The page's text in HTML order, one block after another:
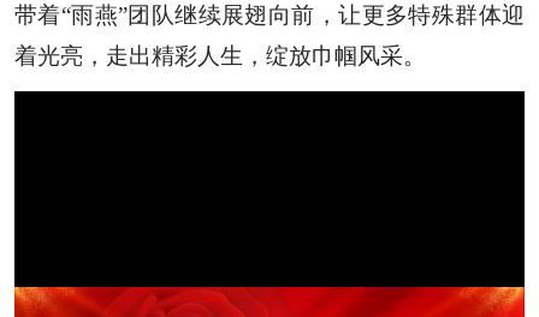
带着“雨燕”团队继续展翅向前，让更多特殊群体迎
着光亮，走出精彩人生，绽放巾帼风采。